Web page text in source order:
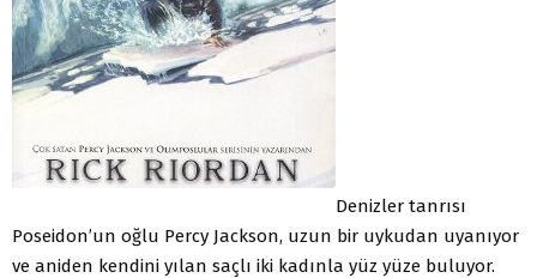
Denizler tanrısı
Poseidon’un oğlu Percy Jackson, uzun bir uykudan uyanıyor
ve aniden kendini yılan saçlı iki kadınla yüz yüze buluyor.